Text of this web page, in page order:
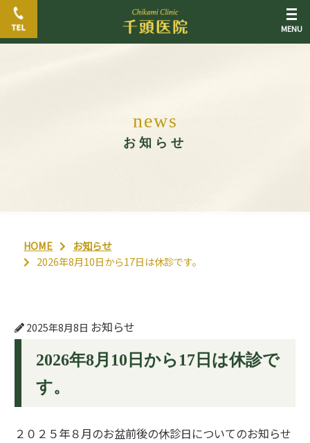
news
お知らせ
HOME
お知らせ
2026年8月10日から17日は休診です。
2025年8月8日 お知らせ
2026年8月10日から17日は休診で
す。
２０２５年８月のお盆前後の休診日についてのお知らせ